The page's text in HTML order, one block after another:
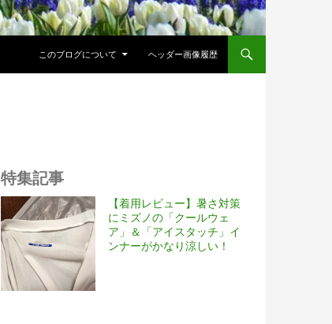
このブログについて ヘッダー画像履歴
特集記事
【着用レビュー】暑さ対策
にミズノの「クールウェ
ア」＆「アイスタッチ」イ
ンナーがかなり涼しい！